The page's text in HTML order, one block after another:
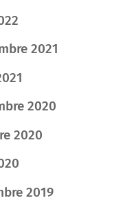
2021
2020
2020
2019